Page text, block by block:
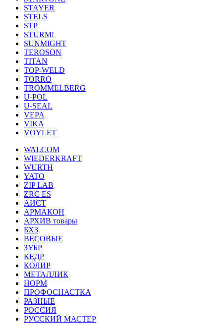
STAYER
STELS
STP
STURM!
SUNMIGHT
TEROSON
TITAN
TOP-WELD
TORRO
TROMMELBERG
U-POL
U-SEAL
VEPA
VIKA
VOYLET
WALCOM
WIEDERKRAFT
WURTH
YATO
ZIP LAB
ZRC ES
АИСТ
АРМАКОН
АРХИВ товары
БХЗ
ВЕСОВЫЕ
ЗУБР
КЕДР
КОЛИР
МЕТАЛЛИК
НОРМ
ПРОФОСНАСТКА
РАЗНЫЕ
РОССИЯ
РУССКИЙ МАСТЕР